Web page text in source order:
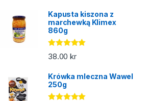
Kapusta kiszona z
marchewką Klimex
860g
Oceniono
5.00na 5
38.00kr
Krówka mleczna Wawel
250g